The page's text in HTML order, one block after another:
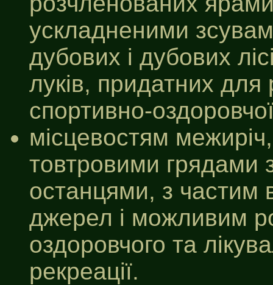
ускладненими
дубових і дубових
луків, придатних
спортивно-
місцевостям
товтровими грядами
останцями, з частим
джерел і можливим
оздоровчого та
рекреації.